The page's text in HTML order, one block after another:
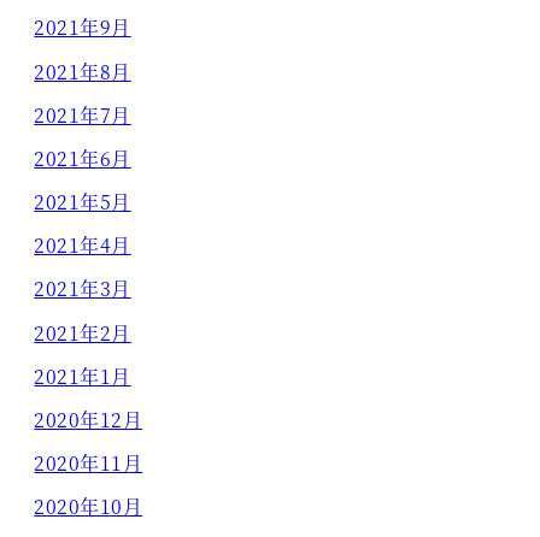
2021年9月
2021年8月
2021年7月
2021年6月
2021年5月
2021年4月
2021年3月
2021年2月
2021年1月
2020年12月
2020年11月
2020年10月